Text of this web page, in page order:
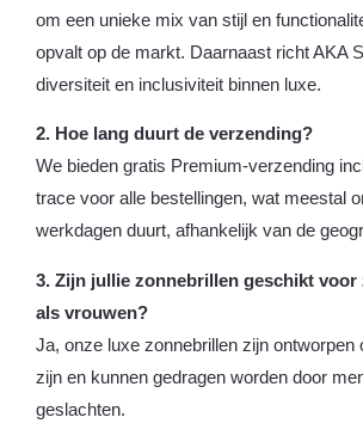
om een unieke mix van stijl en
opvalt op de markt. Daarnaast richt AKA
diversiteit en inclusiviteit binnen luxe.
2. Hoe lang duurt de verzending?
We bieden gratis Premium-verzending
trace voor alle bestellingen, wat meestal
werkdagen duurt, afhankelijk van de
3. Zijn jullie zonnebrillen geschikt voor
als vrouwen?
Ja, onze luxe zonnebrillen zijn ontworpen
zijn en kunnen gedragen worden door
geslachten.